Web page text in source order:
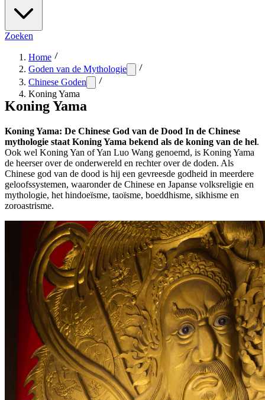
Zoeken
Home
Goden van de Mythologie
Chinese Goden
Koning Yama
Koning Yama
Koning Yama: De Chinese God van de Dood In de Chinese
mythologie staat Koning Yama bekend als de koning van de hel.
Ook wel Koning Yan of Yan Luo Wang genoemd, is Koning Yama
de heerser over de onderwereld en rechter over de doden. Als
Chinese god van de dood is hij een gevreesde godheid in meerdere
geloofssystemen, waaronder de Chinese en Japanse volksreligie en
mythologie, het hindoeïsme, taoïsme, boeddhisme, sikhisme en
zoroastrisme.